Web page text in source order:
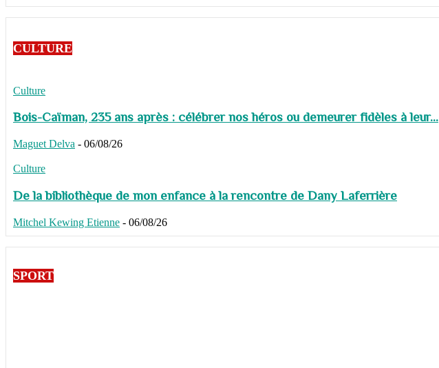
CULTURE
Culture
Bois-Caïman, 235 ans après : célébrer nos héros ou demeurer fidèles à leur...
Maguet Delva - 06/08/26
Culture
De la bibliothèque de mon enfance à la rencontre de Dany Laferrière
Mitchel Kewing Etienne - 06/08/26
SPORT